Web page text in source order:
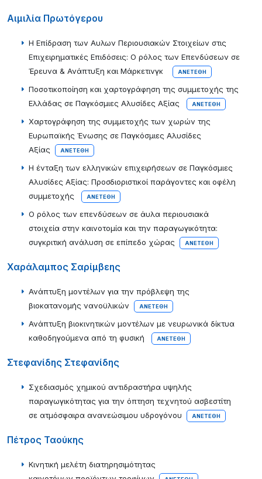
Αιμιλία Πρωτόγερου
Η Επίδραση των Αυλων Περιουσιακών Στοιχείων στις
Επιχειρηματικές Επιδόσεις: Ο ρόλος των Επενδύσεων σε
Έρευνα & Ανάπτυξη και Μάρκετινγκ
ΑΝΕΤΈΘΗ
Ποσοτικοποίηση και χαρτογράφηση της συμμετοχής της
Ελλάδας σε Παγκόσμιες Αλυσίδες Αξίας
ΑΝΕΤΈΘΗ
Χαρτογράφηση της συμμετοχής των χωρών της
Ευρωπαϊκής Ένωσης σε Παγκόσμιες Αλυσίδες
Αξίας
ΑΝΕΤΈΘΗ
Η ένταξη των ελληνικών επιχειρήσεων σε Παγκόσμιες
Αλυσίδες Αξίας: Προσδιοριστικοί παράγοντες και οφέλη
συμμετοχής
ΑΝΕΤΈΘΗ
Ο ρόλος των επενδύσεων σε άυλα περιουσιακά
στοιχεία στην καινοτομία και την παραγωγικότητα:
συγκριτική ανάλυση σε επίπεδο χώρας
ΑΝΕΤΈΘΗ
Χαράλαμπος Σαρίμβεης
Ανάπτυξη μοντέλων για την πρόβλεψη της
βιοκατανομής νανοϋλικών
ΑΝΕΤΈΘΗ
Ανάπτυξη βιοκινητικών μοντέλων με νευρωνικά δίκτυα
καθοδηγούμενα από τη φυσική
ΑΝΕΤΈΘΗ
Στεφανίδης Στεφανίδης
Σχεδιασμός χημικού αντιδραστήρα υψηλής
παραγωγικότητας για την όπτηση τεχνητού ασβεστίτη
σε ατμόσφαιρα ανανεώσιμου υδρογόνου
ΑΝΕΤΈΘΗ
Πέτρος Ταούκης
Κινητική μελέτη διατηρησιμότητας